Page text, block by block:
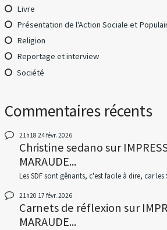
Livre
Présentation de l'Action Sociale et
Religion
Reportage et interview
Société
Commentaires récents
21h18 24févr. 2026
Christine sedanosur
MARAUDE...
Les SDF sont gênants, c'est facile à dire, car les
21h20 17 févr. 2026
Carnets de réflexion sur
MARAUDE...